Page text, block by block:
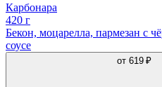
Карбонара
420 г
Бекон, моцарелла, пармезан с
соусе
от 619 ₽